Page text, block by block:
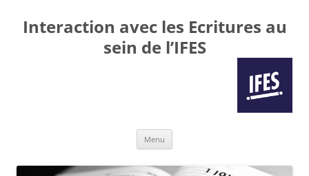
Interaction avec les Ecritures au
sein de l’IFES
Menu